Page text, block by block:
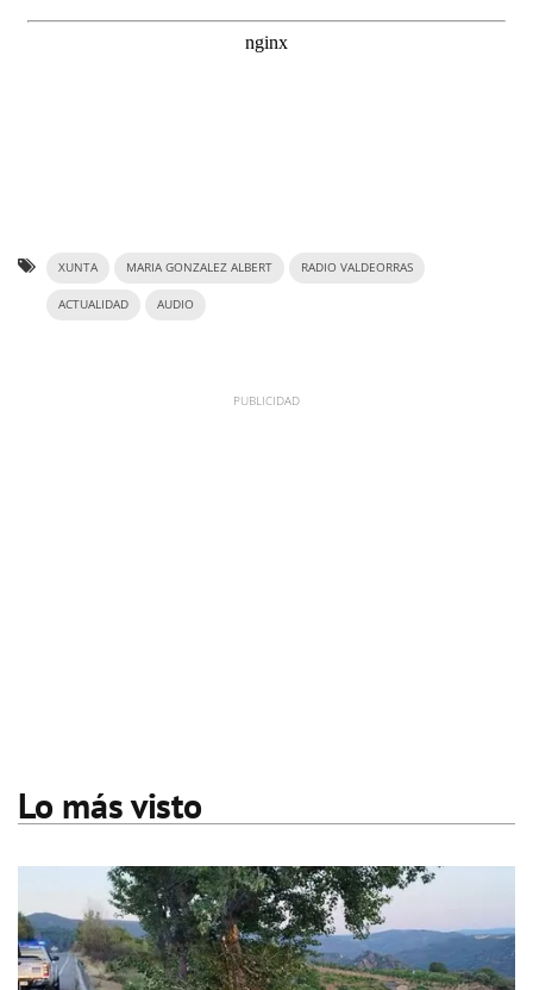
XUNTA MARIA GONZALEZ ALBERT RADIO VALDEORRAS
ACTUALIDAD AUDIO
Lo más visto